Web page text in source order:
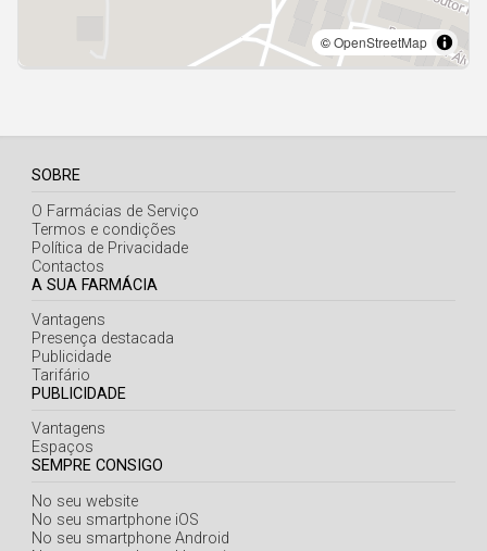
SOBRE
O Farmácias de Serviço
Termos e condições
Política de Privacidade
Contactos
A SUA FARMÁCIA
Vantagens
Presença destacada
Publicidade
Tarifário
PUBLICIDADE
Vantagens
Espaços
SEMPRE CONSIGO
No seu website
No seu smartphone iOS
No seu smartphone Android